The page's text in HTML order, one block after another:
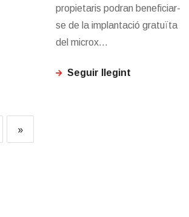
propietaris podran beneficiar-
se de la implantació gratuïta
del microx...
Seguir llegint
»